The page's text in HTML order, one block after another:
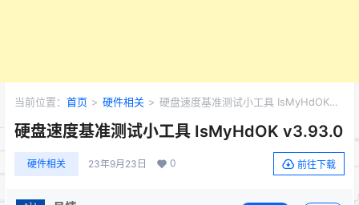
当前位置： 首页 > 硬件相关 > 硬盘速度基准测试小工具 IsMyHdOK
硬盘速度基准测试小工具 IsMyHdOK v3.93.0
硬件相关 23年9月23日 0 前往下载